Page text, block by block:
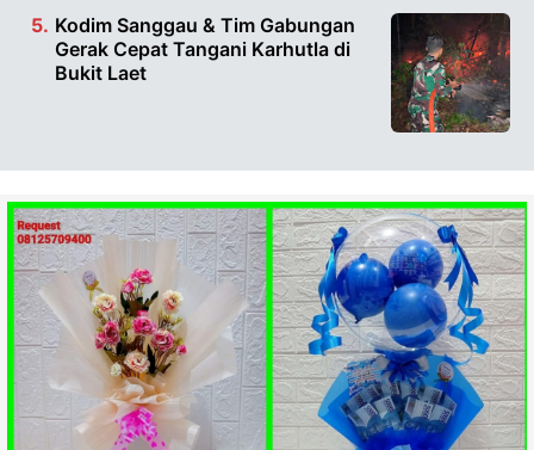
Kodim Sanggau & Tim Gabungan
Gerak Cepat Tangani Karhutla di
Bukit Laet